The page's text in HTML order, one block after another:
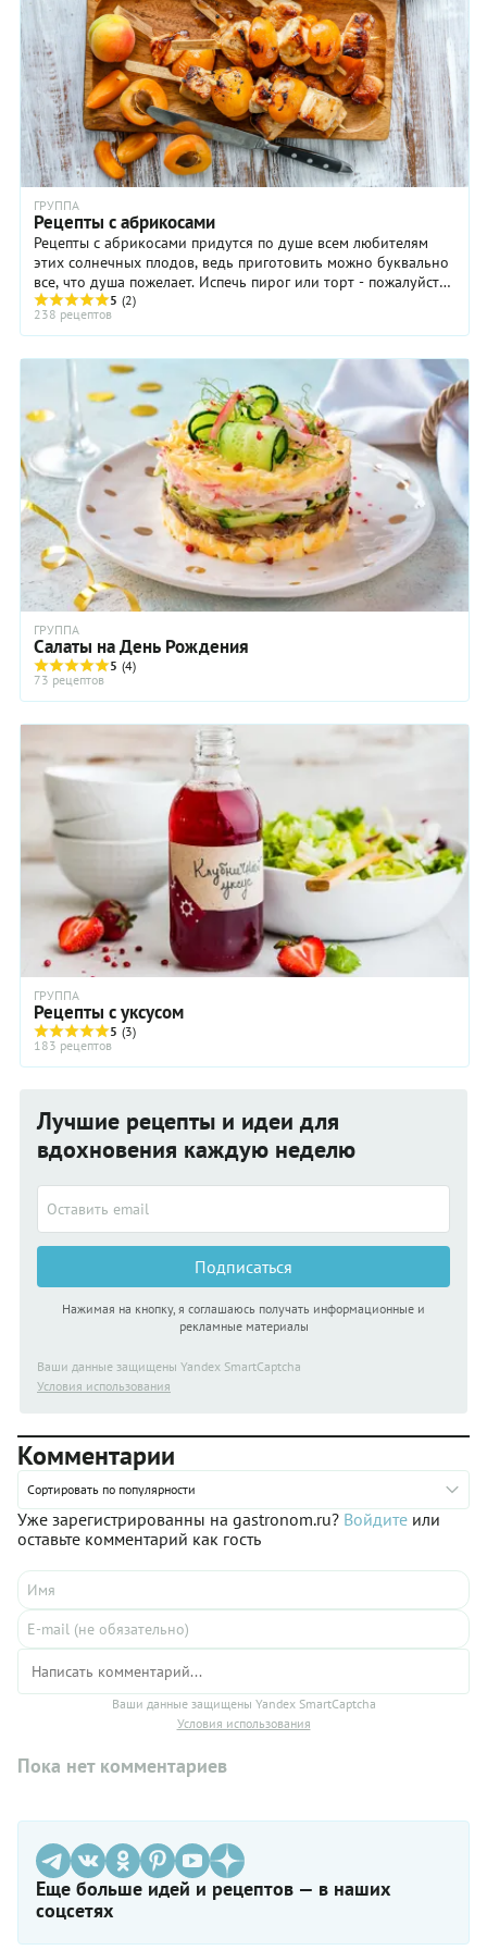
ГРУППА
Рецепты с абрикосами
Рецепты с абрикосами придутся по душе всем любителям
этих солнечных плодов, ведь приготовить можно буквально
все, что душа пожелает. Испечь пирог или торт - пожалуйста,
сварить варенье или джем - без ...
5 (2)
238 рецептов
ГРУППА
Салаты на День Рождения
5 (4)
73 рецептов
ГРУППА
Рецепты с уксусом
5 (3)
183 рецептов
Лучшие рецепты и идеи для
вдохновения каждую неделю
Подписаться
Нажимая на кнопку, я соглашаюсь получать информационные и
рекламные материалы
Ваши данные защищены Yandex SmartCaptcha
Условия использования
Комментарии
Сортировать по популярности
Уже зарегистрированны на gastronom.ru? Войдите или
оставьте комментарий как гость
Ваши данные защищены Yandex SmartCaptcha
Условия использования
Пока нет комментариев
Еще больше идей и рецептов — в наших
соцсетях